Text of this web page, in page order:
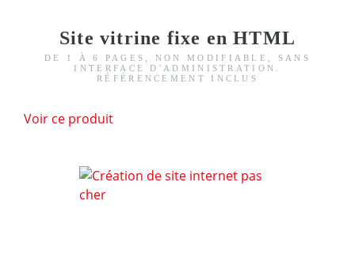
Site vitrine fixe en HTML
DE 1 À 6 PAGES, NON MODIFIABLE, SANS
INTERFACE D'ADMINISTRATION.
RÉFÉRENCEMENT INCLUS
Voir ce produit